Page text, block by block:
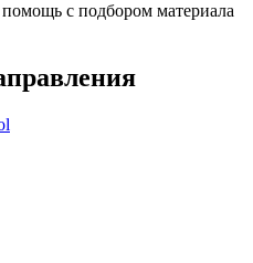
с подбором материала